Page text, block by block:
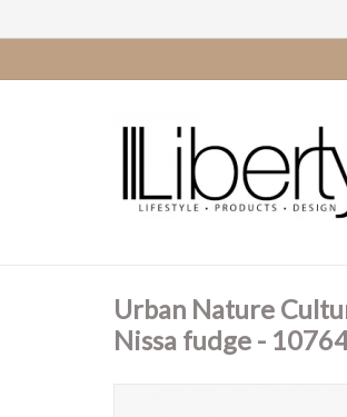
Urban Nature
Nissa fudge -